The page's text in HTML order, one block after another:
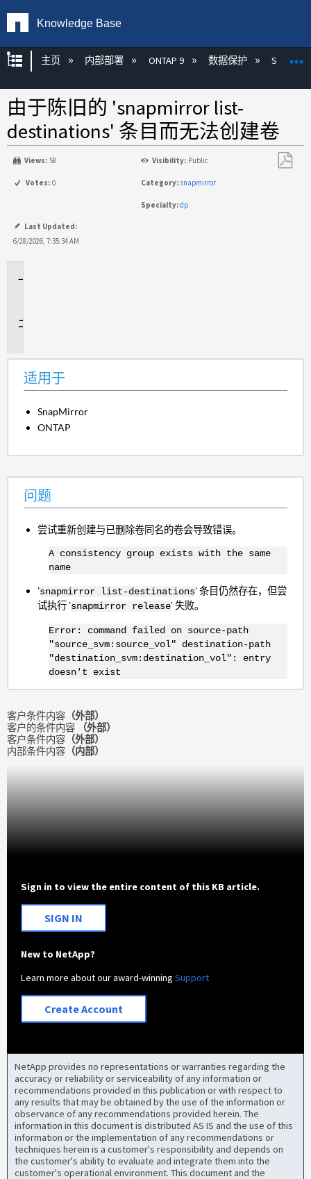
Knowledge Base
扩展/隐缩全局层次
主页 内部部署 ONTAP 9 数据保护
由于陈旧的 'snapmirror list-
destinations' 条目而无法创建卷
Views: 58 Visibility: Public
Votes: 0 Category: snapmirror
Specialty:dp
Last Updated:
6/28/2026, 7:35:34 AM
适用于
SnapMirror
ONTAP
问题
尝试重新创建与已删除卷同名的卷会导致错误。
A consistency group exists with the same
name
'snapmirror list-destinations' 条目仍然存在，但尝
试执行 'snapmirror release' 失败。
Error: command failed on source-path
"source_svm:source_vol" destination-path
"destination_svm:destination_vol": entry
doesn't exist
客户条件内容 （外部）
客户的条件内容
（外部）
客户条件内容 （外部）
内部条件内容 （内部）
Sign in to view the entire content of this KB article.
SIGN IN
New to NetApp?
Learn more about our award-winningSupport
Create Account
NetApp provides no representations or warranties regarding the
accuracy or reliability or serviceability of any information or
recommendations provided in this publication or with respect to
any results that may be obtained by the use of the information or
observance of any recommendations provided herein. The
information in this document is distributed AS IS and the use of this
information or the implementation of any recommendations or
techniques herein is a customer's responsibility and depends on
the customer's ability to evaluate and integrate them into the
customer's operational environment. This document and the